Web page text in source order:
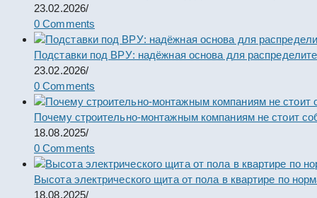
23.02.2026/
0 Comments
Подставки под ВРУ: надёжная основа для
23.02.2026/
0 Comments
Почему строительно-монтажным компаниям не стоит
18.08.2025/
0 Comments
Высота электрического щита от пола в квартире по
18.08.2025/